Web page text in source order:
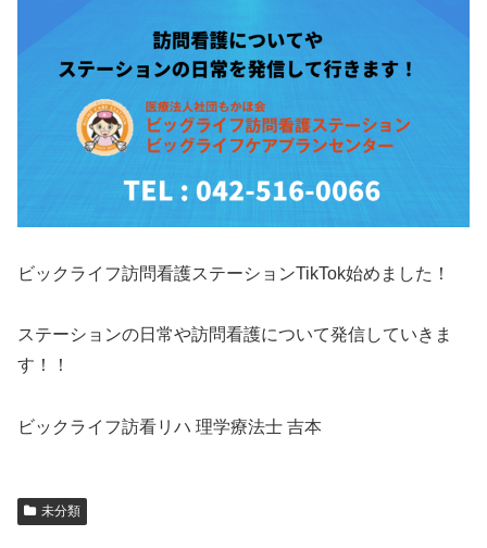
ビックライフ訪問看護ステーションTikTok始めました！
ステーションの日常や訪問看護について発信していきま
す！！
ビックライフ訪看リハ 理学療法士 吉本
未分類